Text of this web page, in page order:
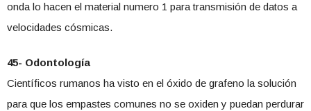
onda lo hacen el material numero 1 para transmisión de datos a
velocidades cósmicas.
45- Odontología
Científicos rumanos ha visto en el óxido de grafeno la solución
para que los empastes comunes no se oxiden y puedan perdurar